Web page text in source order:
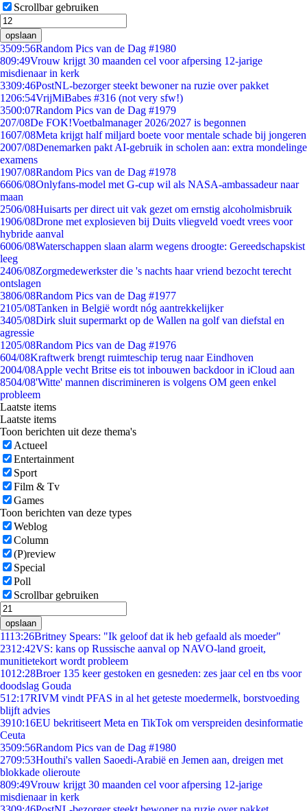
Scrollbar gebruiken
opslaan
3509:56Random Pics van de Dag #1980
809:49Vrouw krijgt 30 maanden cel voor afpersing 12-jarige
misdienaar in kerk
3309:46PostNL-bezorger steekt bewoner na ruzie over pakket
1206:54VrijMiBabes #316 (not very sfw!)
3500:07Random Pics van de Dag #1979
207/08De FOK!Voetbalmanager 2026/2027 is begonnen
1607/08Meta krijgt half miljard boete voor mentale schade bij jongeren
2007/08Denemarken pakt AI-gebruik in scholen aan: extra mondelinge
examens
1907/08Random Pics van de Dag #1978
6606/08Onlyfans-model met G-cup wil als NASA-ambassadeur naar
maan
2506/08Huisarts per direct uit vak gezet om ernstig alcoholmisbruik
1906/08Drone met explosieven bij Duits vliegveld voedt vrees voor
hybride aanval
6006/08Waterschappen slaan alarm wegens droogte: Gereedschapskist
leeg
2406/08Zorgmedewerkster die 's nachts haar vriend bezocht terecht
ontslagen
3806/08Random Pics van de Dag #1977
2105/08Tanken in België wordt nóg aantrekkelijker
3405/08Dirk sluit supermarkt op de Wallen na golf van diefstal en
agressie
1205/08Random Pics van de Dag #1976
604/08Kraftwerk brengt ruimteschip terug naar Eindhoven
2004/08Apple vecht Britse eis tot inbouwen backdoor in iCloud aan
8504/08'Witte' mannen discrimineren is volgens OM geen enkel
probleem
Laatste items
Laatste items
Toon berichten uit deze thema's
Actueel
Entertainment
Sport
Film & Tv
Games
Toon berichten van deze types
Weblog
Column
(P)review
Special
Poll
Scrollbar gebruiken
opslaan
1113:26Britney Spears: "Ik geloof dat ik heb gefaald als moeder"
2312:42VS: kans op Russische aanval op NAVO-land groeit,
munitietekort wordt probleem
1012:28Broer 135 keer gestoken en gesneden: zes jaar cel en tbs voor
doodslag Gouda
512:17RIVM vindt PFAS in al het geteste moedermelk, borstvoeding
blijft advies
3910:16EU bekritiseert Meta en TikTok om verspreiden desinformatie
Ceuta
3509:56Random Pics van de Dag #1980
2709:53Houthi's vallen Saoedi-Arabië en Jemen aan, dreigen met
blokkade olieroute
809:49Vrouw krijgt 30 maanden cel voor afpersing 12-jarige
misdienaar in kerk